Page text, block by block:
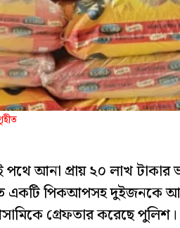
পথে আনা প্রায় ২০ লাখ টাকার
একটি পিকআপসহ দুইজনকে
গ্রেফতার করেছে পুলিশ।